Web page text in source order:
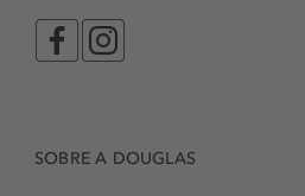
SOBRE A DOUGLAS